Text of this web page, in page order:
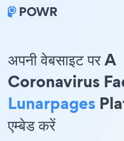
अपनी वेबसाइट पर A
Coronavirus
Lunarpages
एम्बेड करें